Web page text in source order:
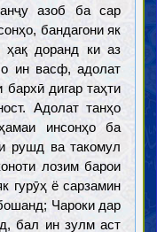
азоб ба сар
бандагони як
доранд ки аз
ин васф, адолат
дигар таҳти
Адолат танҳо
инсонҳо ба
рушд ва такомул
лозим барои
гурӯҳ ё сарзамин
Чароки дар
бал ин зулм аст